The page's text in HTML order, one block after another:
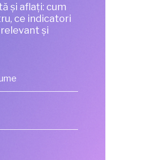
și aflați: cum
ce indicatori
și